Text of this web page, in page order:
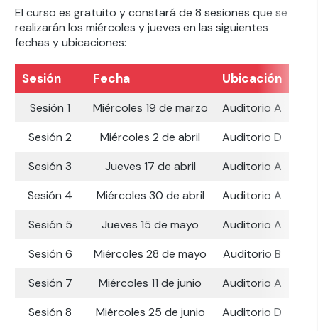
El curso es gratuito y constará de 8 sesiones que se
realizarán los miércoles y jueves en las siguientes
fechas y ubicaciones:
Sesión Fecha Ubicación
Sesión 1 Miércoles 19 de marzo
Auditorio A
Sesión 2
Miércoles 2 de abril
Auditorio D
Sesión 3
Jueves 17 de abril
Auditorio A
Sesión 4
Miércoles 30 de abril
Auditorio A
Sesión 5
Jueves 15 de mayo
Auditorio A
Sesión 6
Miércoles 28 de mayo
Auditorio B
Sesión 7
Miércoles 11 de junio
Auditorio A
Sesión 8
Miércoles 25 de junio Auditorio D